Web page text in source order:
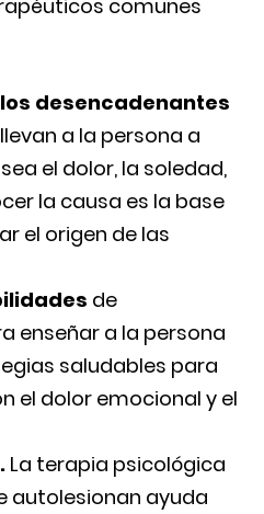
comunes
desencadenantes
a la persona a
el dolor, la soledad,
la causa es la base
el origen de las
de
enseñar a la persona
saludables para
el dolor emocional y el
La terapia psicológica
autolesionan ayuda